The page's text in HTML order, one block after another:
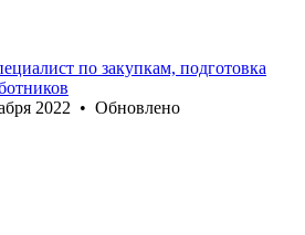
по закупкам, подготовка
2022 • Обновлено